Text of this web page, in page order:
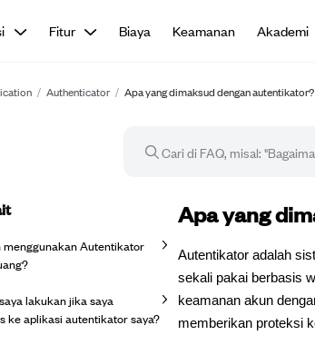
Fitur Biaya Keamanan Akademi
/ Authenticator / Apa yang dimaksud dengan autentikator?
Artikel FAQ
Apa yang
Autentikator adalah
sekali pakai berbasis
keamanan akun
memberikan proteksi
menggunakan Autentikator
lakukan jika saya
ke aplikasi autentikator saya?